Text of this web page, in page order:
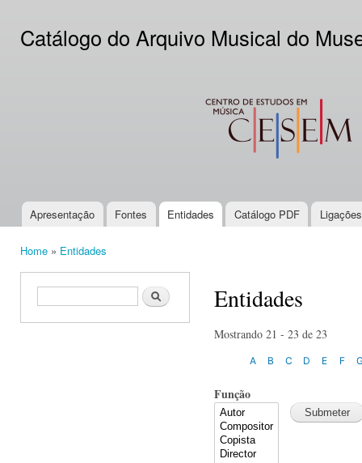
Catálogo do Arquivo Musical do
CESEM
Main menu
Apresentação Fontes Entidades Catálogo PDF
Home » Entidades
Search form Search Entidades
Mostrando 21 - 23 de 23
A B C D E F
Função